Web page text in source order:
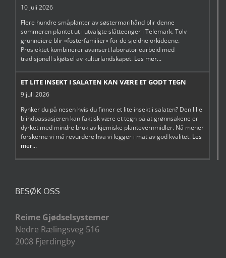
10 juli 2026
Flere hundre småplanter av søstermarihånd blir denne
sommeren plantet ut i utvalgte slåtteenger i Telemark. Tolv
grunneiere blir «fosterfamilier» for de sjeldne orkideene.
Prosjektet kombinerer avansert laboratoriearbeid med
tradisjonell skjøtsel av kulturlandskapet. Les mer...
ET LITE INSEKT I SALATEN KAN VÆRE ET GODT TEGN
9 juli 2026
Rynker du på nesen hvis du finner et lite insekt i salaten? Den lille
blindpassasjeren kan faktisk være et tegn på at grønnsakene er
dyrket med mindre bruk av kjemiske plantevernmidler. Nå mener
forskerne vi må revurdere hva vi legger i mat av god kvalitet. Les
mer...
BESØK OSS
Reime Gjødselsystemer
Nedre Rælingsveg 516
2008 Fjerdingby